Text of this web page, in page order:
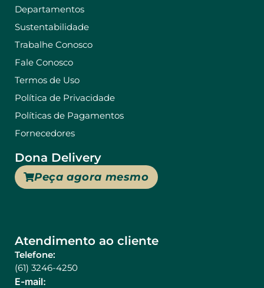
Departamentos
Sustentabilidade
Trabalhe Conosco
Fale Conosco
Termos de Uso
Política de Privacidade
Políticas de Pagamentos
Fornecedores
Dona Delivery
Peça agora mesmo
Atendimento ao cliente
Telefone:
(61) 3246-4250
E-mail: